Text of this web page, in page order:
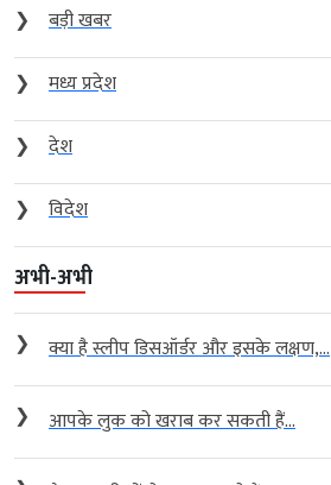
❯
बड़ी खबर
❯
मध्य प्रदेश
❯
देश
❯
विदेश
अभी-अभी
❯ क्या है स्लीप डिसऑर्डर और इसके लक्षण,...
❯ आपके लुक को खराब कर सकती हैं...